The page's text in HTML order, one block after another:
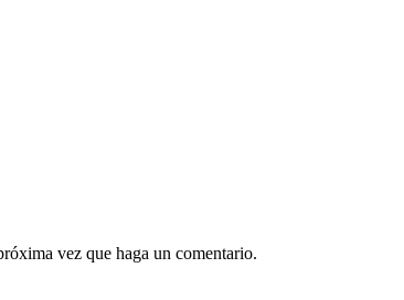
vez que haga un comentario.